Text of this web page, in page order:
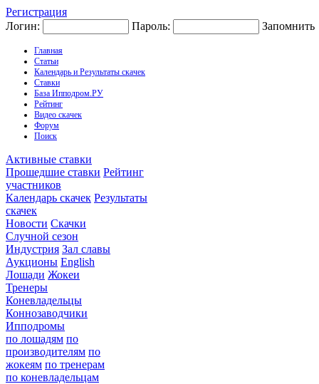
Регистрация
Логин:
Пароль: Запомнить
Главная
Статьи
Календарь и Результаты скачек
Ставки
База Ипподром.РУ
Рейтинг
Видео скачек
Форум
Поиск
Активные ставки
Прошедшие ставки Рейтинг
участников
Календарь скачек Результаты
скачек
Новости Скачки
Случной сезон
Индустрия Зал славы
Аукционы English
Лошади Жокеи
Тренеры
Коневладельцы
Коннозаводчики
Ипподромы
по лошадям по
производителям по
жокеям по тренерам
по коневладельцам